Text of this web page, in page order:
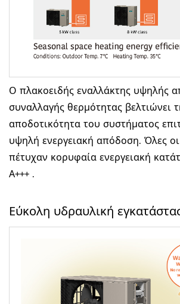
Ο πλακοειδής εναλλάκτης υψηλής
συναλλαγής θερμότητας βελτιώνει
αποδοτικότητα του συστήματος
υψηλή ενεργειακή απόδοση. Όλες οι
πέτυχαν κορυφαία ενεργειακή
Α+++ .
Εύκολη υδραυλική